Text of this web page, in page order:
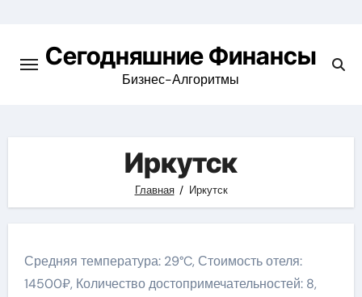
содержимомуСегодняшние Финансы
Бизнес-Алгоритмы
Иркутск
Главная Иркутск
Средняя температура: 29°C, Стоимость отеля:
14500₽, Количество достопримечательностей: 8,